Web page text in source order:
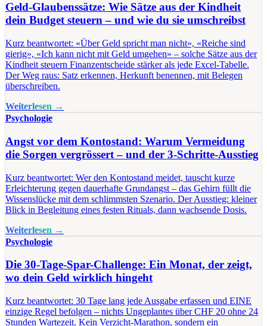
Geld-Glaubenssätze: Wie Sätze aus der Kindheit
dein Budget steuern – und wie du sie umschreibst
Kurz beantwortet: «Über Geld spricht man nicht», «Reiche sind
gierig», «Ich kann nicht mit Geld umgehen» – solche Sätze aus der
Kindheit steuern Finanzentscheide stärker als jede Excel-Tabelle.
Der Weg raus: Satz erkennen, Herkunft benennen, mit Belegen
überschreiben.
Weiterlesen →
Psychologie
Angst vor dem Kontostand: Warum Vermeidung
die Sorgen vergrössert – und der 3-Schritte-Ausstieg
Kurz beantwortet: Wer den Kontostand meidet, tauscht kurze
Erleichterung gegen dauerhafte Grundangst – das Gehirn füllt die
Wissenslücke mit dem schlimmsten Szenario. Der Ausstieg: kleiner
Blick in Begleitung eines festen Rituals, dann wachsende Dosis.
Weiterlesen →
Psychologie
Die 30-Tage-Spar-Challenge: Ein Monat, der zeigt,
wo dein Geld wirklich hingeht
Kurz beantwortet: 30 Tage lang jede Ausgabe erfassen und EINE
einzige Regel befolgen – nichts Ungeplantes über CHF 20 ohne 24
Stunden Wartezeit. Kein Verzicht-Marathon, sondern ein